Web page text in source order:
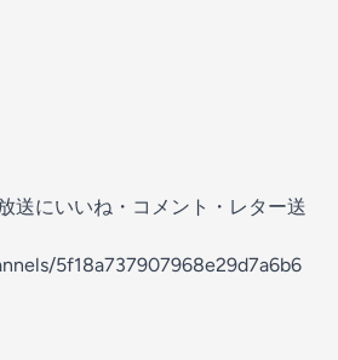
送にいいね・コメント・レター送
5f18a737907968e29d7a6b6